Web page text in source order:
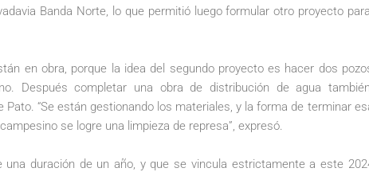
Banda Norte, lo que permitió luego formular otro proyecto
en obra, porque la idea del segundo proyecto es hacer dos
Después completar una obra de distribución de agua
Pato. “Se están gestionando los materiales, y la forma de terminar
se logre una limpieza de represa”, expresó.
una duración de un año, y que se vincula estrictamente a este